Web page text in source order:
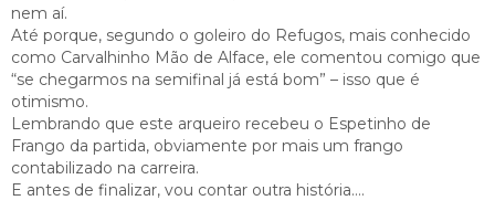
nem aí.
Até porque, segundo o goleiro do Refugos, mais conhecido
como Carvalhinho Mão de Alface, ele comentou comigo que
“se chegarmos na semifinal já está bom” – isso que é
otimismo.
Lembrando que este arqueiro recebeu o Espetinho de
Frango da partida, obviamente por mais um frango
contabilizado na carreira.
E antes de finalizar, vou contar outra história….